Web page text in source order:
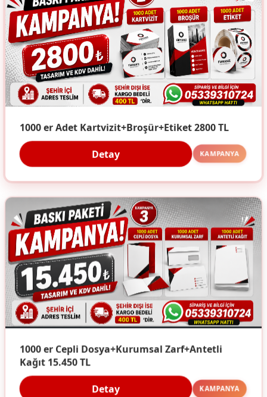
1000 er Adet Kartvizit+Broşür+Etiket 2800 TL
Detay KAMPANYA
1000 er Cepli Dosya+Kurumsal Zarf+Antetli
Kağıt 15.450 TL
Detay KAMPANYA